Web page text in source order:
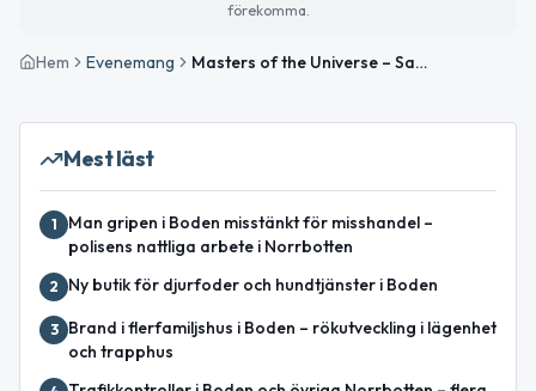
förekomma.
Hem Evenemang Masters of the Universe – Sagabiografen i Boden
Mest läst
1
Man gripen i Boden misstänkt för misshandel –
polisens nattliga arbete i Norrbotten
2 Ny butik för djurfoder och hundtjänster i Boden
3
Brand i flerfamiljshus i Boden – rökutveckling i lägenhet
och trapphus